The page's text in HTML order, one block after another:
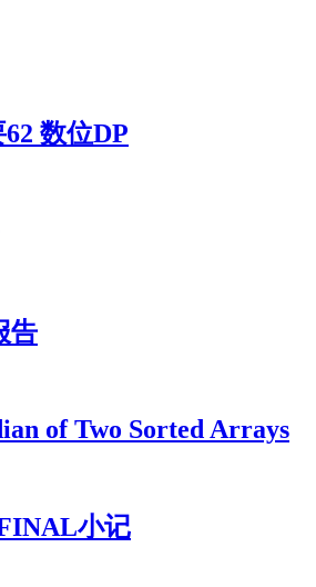
数位DP
告
of Two Sorted Arrays
小记